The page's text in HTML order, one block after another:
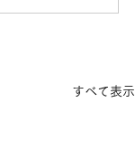
すべて表示